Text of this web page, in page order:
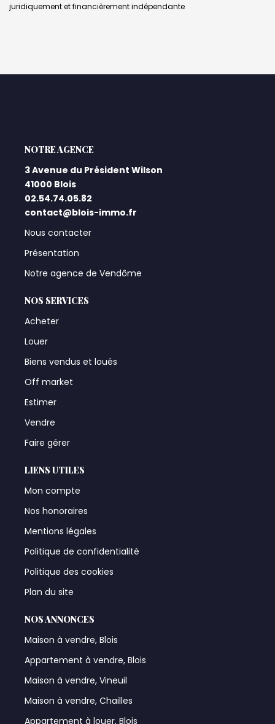
juridiquement et financièrement indépendante
L'AGENCE
3 Avenue du Président Wilson
41000 Blois
02.54.74.05.82
contact@blois-immo.fr
Nous contacter
Présentation
Notre agence de Vendôme
NOS SERVICES
Acheter
Louer
Biens vendus et loués
Off market
Estimer
Vendre
Faire gérer
LIENS UTILES
Mon compte
Nos honoraires
Mentions légales
Politique de confidentialité
Politique des cookies
Plan du site
NOS ANNONCES
Maison à vendre, Blois
Appartement à vendre, Blois
Maison à vendre, Vineuil
Maison à vendre, Chailles
Appartement à louer, Blois